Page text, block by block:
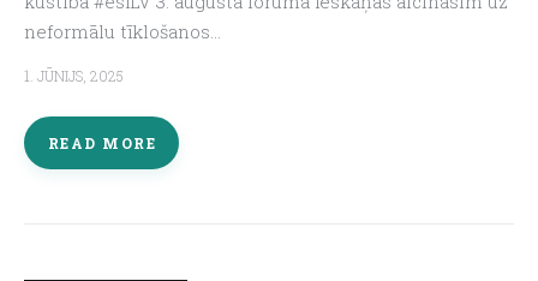
neformālu tīklošanos…
1. JŪNIJS, 2025
READ MORE